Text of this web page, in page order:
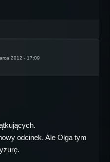
2012 - 17:09
odcinek. Ale Olga tym